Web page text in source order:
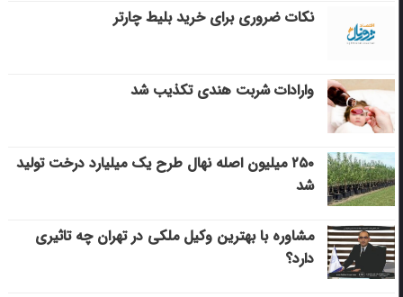
نکات ضروری برای خرید بلیط چارتر
وارادات شربت هندی تکذیب شد
۲۵۰ میلیون اصله نهال طرح یک میلیارد درخت تولید
شد
مشاوره با بهترین وکیل ملکی در تهران چه تاثیری
دارد؟